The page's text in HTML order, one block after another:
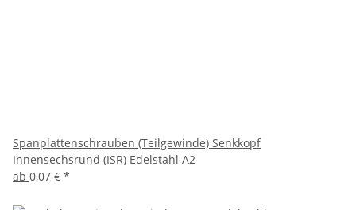
Spanplattenschrauben (Teilgewinde) Senkkopf
Innensechsrund (ISR) Edelstahl A2
ab 0,07 € *